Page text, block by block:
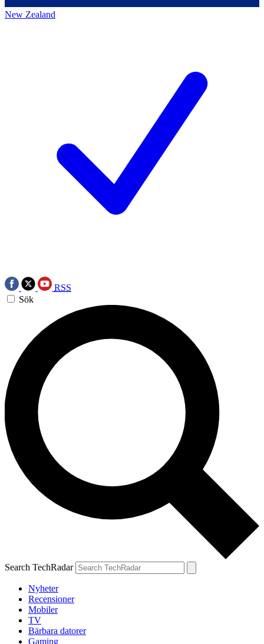
New Zealand
RSS
Sök
Search TechRadar
Nyheter
Recensioner
Mobiler
TV
Bärbara datorer
Gaming